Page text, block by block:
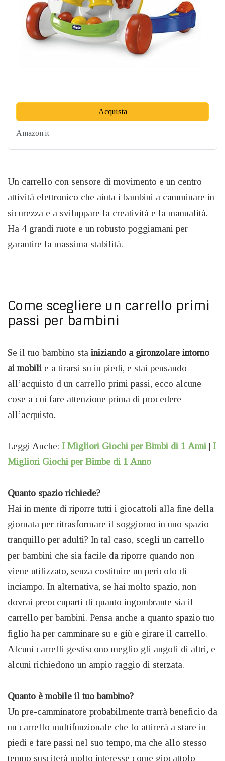
Acquista
Amazon.it
Un carrello con sensore di movimento e un centro
attività elettronico che aiuta i bambini a camminare in
sicurezza e a sviluppare la creatività e la manualità.
Ha 4 grandi ruote e un robusto poggiamani per
garantire la massima stabilità.
Come scegliere un carrello primi
passi per bambini
Se il tuo bambino sta iniziando a gironzolare intorno
ai mobili e a tirarsi su in piedi, e stai pensando
all’acquisto d un carrello primi passi, ecco alcune
cose a cui fare attenzione prima di procedere
all’acquisto.
Leggi Anche: I Migliori Giochi per Bimbi di 1 Anni | I
Migliori Giochi per Bimbe di 1 Anno
Quanto spazio richiede?
Hai in mente di riporre tutti i giocattoli alla fine della
giornata per ritrasformare il soggiorno in uno spazio
tranquillo per adulti? In tal caso, scegli un carrello
per bambini che sia facile da riporre quando non
viene utilizzato, senza costituire un pericolo di
inciampo. In alternativa, se hai molto spazio, non
dovrai preoccuparti di quanto ingombrante sia il
carrello per bambini. Pensa anche a quanto spazio tuo
figlio ha per camminare su e giù e girare il carrello.
Alcuni carrelli gestiscono meglio gli angoli di altri, e
alcuni richiedono un ampio raggio di sterzata.
Quanto è mobile il tuo bambino?
Un pre-camminatore probabilmente trarrà beneficio da
un carrello multifunzionale che lo attirerà a stare in
piedi e fare passi nel suo tempo, ma che allo stesso
tempo susciterà molto interesse come giocattolo